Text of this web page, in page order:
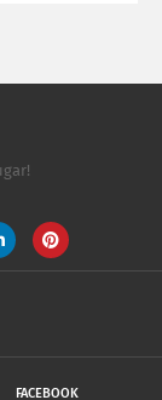
FACEBOOK